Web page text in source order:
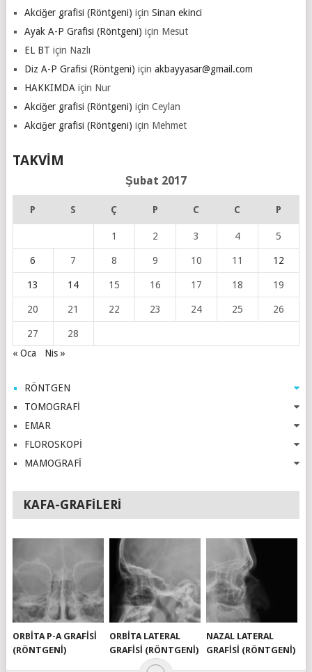
Akciğer grafisi (Röntgeni) için Sinan ekinci
Ayak A-P Grafisi (Röntgeni) için Mesut
EL BT için Nazlı
Diz A-P Grafisi (Röntgeni) için akbayyasar@gmail.com
HAKKIMDA için Nur
Akciğer grafisi (Röntgeni) için Ceylan
Akciğer grafisi (Röntgeni) için Mehmet
TAKVIM
Şubat 2017
P S Ç P C C P
1 2 3 4 5
6 7 8 9 10 11 12
13 14 15 16 17 18 19
20 21 22 23 24 25 26
27
28
« Oca
Nis »
RÖNTGEN
TOMOGRAFİ
EMAR
FLOROSKOPİ
MAMOGRAFİ
KAFA-GRAFILERI
ORBITA P-A GRAFISI
(RÖNTGENI)
ORBITA LATERAL
GRAFISI (RÖNTGENI)
NAZAL LATERAL
GRAFISI (RÖNTGENI)